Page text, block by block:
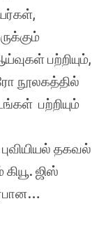
பற்றியும்,
நூலகத்தில்
பற்றியும்
தகவல்
ஜிஸ்